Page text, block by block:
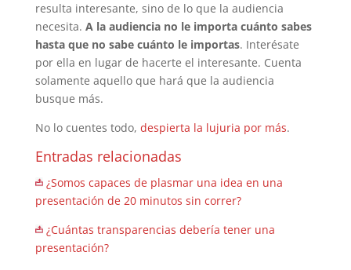
resulta interesante, sino de lo que la audiencia
necesita. A la audiencia no le importa cuánto sabes
hasta que no sabe cuánto le importas. Interésate
por ella en lugar de hacerte el interesante. Cuenta
solamente aquello que hará que la audiencia
busque más.
No lo cuentes todo, despierta la lujuria por más.
Entradas relacionadas
¿Somos capaces de plasmar una idea en una
presentación de 20 minutos sin correr?
¿Cuántas transparencias debería tener una
presentación?